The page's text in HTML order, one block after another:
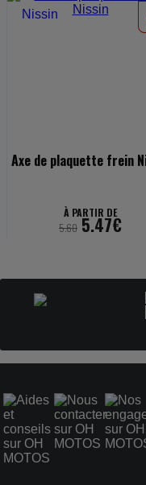
Axe de plaquette frein
À PARTIR DE
5.605.47€
Graisse etrier frein